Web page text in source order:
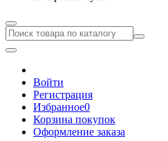
Войти
Регистрация
Избранное0
Корзина покупок
Оформление заказа